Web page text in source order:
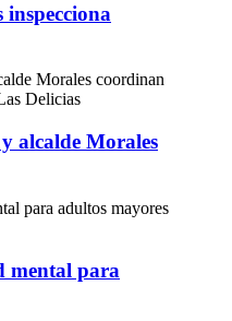
alcalde Morales
mental para